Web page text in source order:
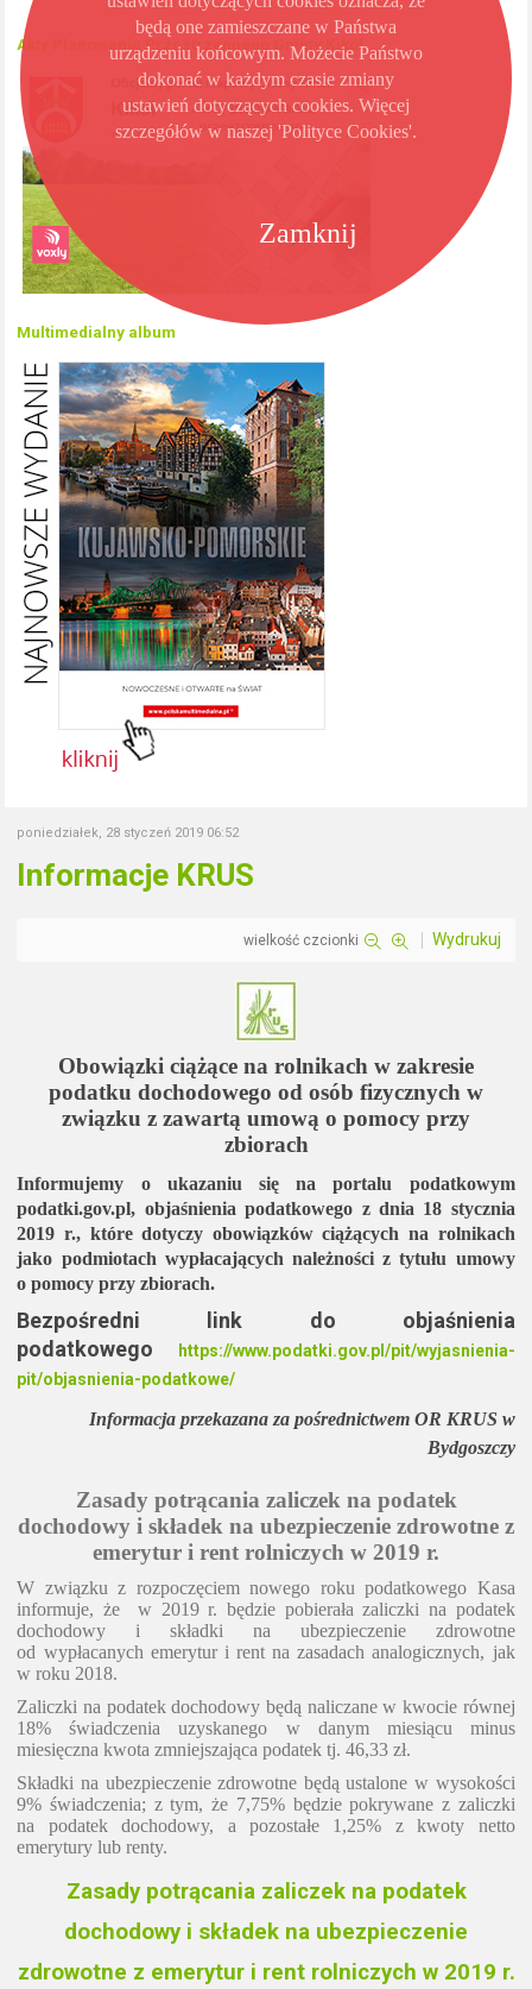
Akty Planowania Przestrzennego Gminy Kikół
Multimedialny album
poniedziałek, 28 styczeń 2019 06:52
Informacje KRUS
wielkość czcionki Wydrukuj
Obowiązki ciążące na rolnikach w zakresie
podatku dochodowego od osób fizycznych w
związku z zawartą umową o pomocy przy
zbiorach
Informujemy o ukazaniu się na portalu podatkowym
podatki.gov.pl, objaśnienia podatkowego z dnia 18 stycznia
2019 r., które dotyczy obowiązków ciążących na rolnikach
jako podmiotach wypłacających należności z tytułu umowy
o pomocy przy zbiorach.
Bezpośredni link do objaśnienia
podatkowego
https://www.podatki.gov.pl/pit/wyjasnienia-
pit/objasnienia-podatkowe/
Informacja przekazana za pośrednictwem OR KRUS w
Bydgoszczy
Zasady potrącania zaliczek na podatek
dochodowy i składek na ubezpieczenie zdrowotne z
emerytur i rent rolniczych w 2019 r.
W związku z rozpoczęciem nowego roku podatkowego Kasa
informuje, że w 2019 r. będzie pobierała zaliczki na podatek
dochodowy i składki na ubezpieczenie zdrowotne
od wypłacanych emerytur i rent na zasadach analogicznych, jak
w roku 2018.
Zaliczki na podatek dochodowy będą naliczane w kwocie równej
18% świadczenia uzyskanego w danym miesiącu minus
miesięczna kwota zmniejszająca podatek tj. 46,33 zł.
Składki na ubezpieczenie zdrowotne będą ustalone w wysokości
9% świadczenia; z tym, że 7,75% będzie pokrywane z zaliczki
na podatek dochodowy, a pozostałe 1,25% z kwoty netto
emerytury lub renty.
Zasady potrącania zaliczek na podatek
dochodowy i składek na ubezpieczenie
zdrowotne z emerytur i rent rolniczych w 2019 r.
Zamknij
będą one zamieszczane w Państwa
urządzeniu końcowym. Możecie Państwo
dokonać w każdym czasie zmiany
ustawień dotyczących cookies. Więcej
szczegółów w naszej 'Polityce Cookies'.